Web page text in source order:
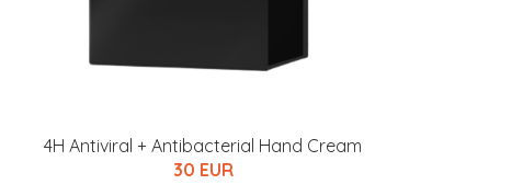
4H Antiviral + Antibacterial Hand Cream
30 EUR